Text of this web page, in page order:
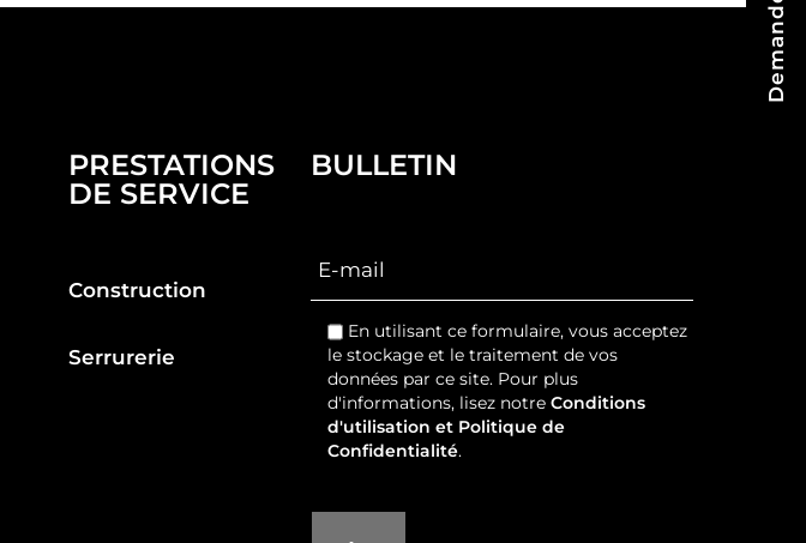
PRESTATIONS
DE SERVICE
Construction
Serrurerie
BULLETIN
En utilisant ce formulaire, vous acceptez
le stockage et le traitement de vos
données par ce site. Pour plus
d'informations, lisez notreConditions
d'utilisation et Politique de
Confidentialité.